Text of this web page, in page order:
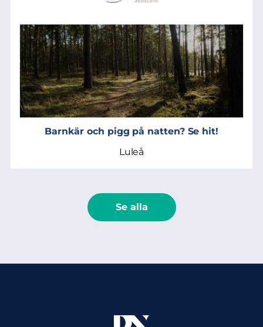
Barnkär och pigg på natten? Se hit!
Luleå
Se alla